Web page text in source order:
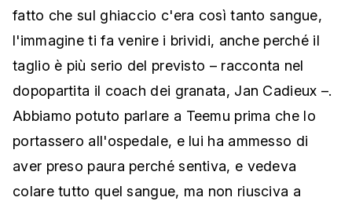
fatto che sul ghiaccio c'era così tanto sangue,
l'immagine ti fa venire i brividi, anche perché il
taglio è più serio del previsto – racconta nel
dopopartita il coach dei granata, Jan Cadieux –.
Abbiamo potuto parlare a Teemu prima che lo
portassero all'ospedale, e lui ha ammesso di
aver preso paura perché sentiva, e vedeva
colare tutto quel sangue, ma non riusciva a